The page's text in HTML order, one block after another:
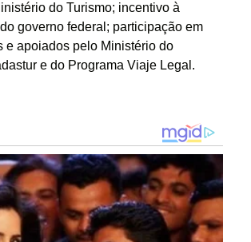
do Turismo; incentivo à
governo federal; participação em
e apoiados pelo Ministério do
e do Programa Viaje Legal.